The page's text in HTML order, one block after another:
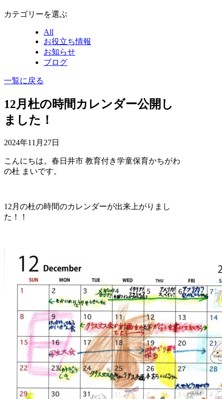
カテゴリーを選ぶ
All
お役立ち情報
お知らせ
ブログ
一覧に戻る
12月杜の時間カレンダー公開し
ました！
2024年11月27日
こんにちは。春日井市 教育付き学童保育かちがわ
の杜 まいです。
12月の杜の時間のカレンダーが出来上がりまし
た！！